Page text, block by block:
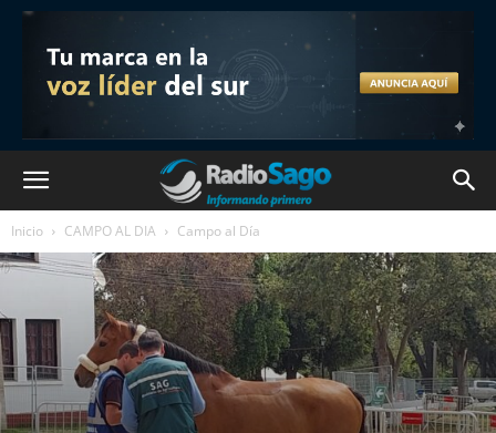
Inicio CAMPO AL DIA Campo al Día